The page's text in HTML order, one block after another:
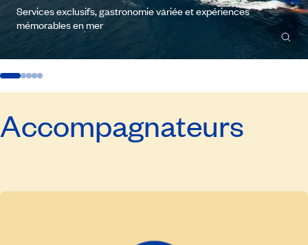
Services exclusifs, gastronomie variée et expériences
mémorables en mer
Accompagnateurs